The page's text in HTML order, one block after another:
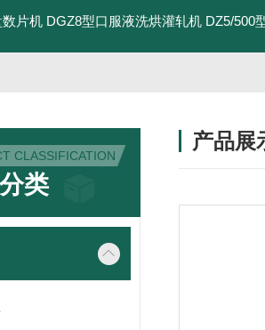
片机 DGZ8型口服液洗烘灌轧机 DZ5/500
CLASSIFICATION
类
产品展